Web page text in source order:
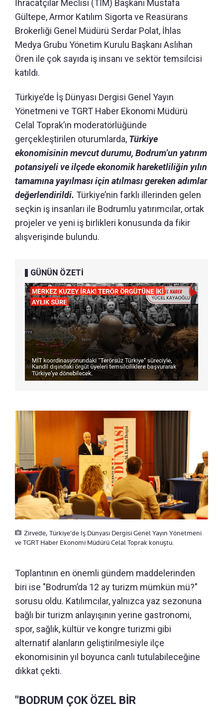
İhracatçılar Meclisi (TİM) Başkanı Mustafa
Gültepe, Armor Katılım Sigorta ve Reasürans
Brokerliği Genel Müdürü Serdar Polat, İhlas
Medya Grubu Yönetim Kurulu Başkanı Aslıhan
Ören ile çok sayıda iş insanı ve sektör temsilcisi
katıldı.
Türkiye’de İş Dünyası Dergisi Genel Yayın
Yönetmeni ve TGRT Haber Ekonomi Müdürü
Celal Toprak’ın moderatörlüğünde
gerçekleştirilen oturumlarda, Türkiye
ekonomisinin mevcut durumu, Bodrum’un yatırım
potansiyeli ve ilçede ekonomik hareketliliğin yılın
tamamına yayılması için atılması gereken adımlar
değerlendirildi. Türkiye’nin farklı illerinden gelen
seçkin iş insanları ile Bodrumlu yatırımcılar, ortak
projeler ve yeni iş birlikleri konusunda da fikir
alışverişinde bulundu.
GÜNÜN ÖZETİ
Zirvede, Türkiye’de İş Dünyası Dergisi Genel Yayın Yönetmeni
ve TGRT Haber Ekonomi Müdürü Celal Toprak konuştu.
Toplantının en önemli gündem maddelerinden
biri ise "Bodrum’da 12 ay turizm mümkün mü?"
sorusu oldu. Katılımcılar, yalnızca yaz sezonuna
bağlı bir turizm anlayışının yerine gastronomi,
spor, sağlık, kültür ve kongre turizmi gibi
alternatif alanların geliştirilmesiyle ilçe
ekonomisinin yıl boyunca canlı tutulabileceğine
dikkat çekti.
"BODRUM ÇOK ÖZEL BİR